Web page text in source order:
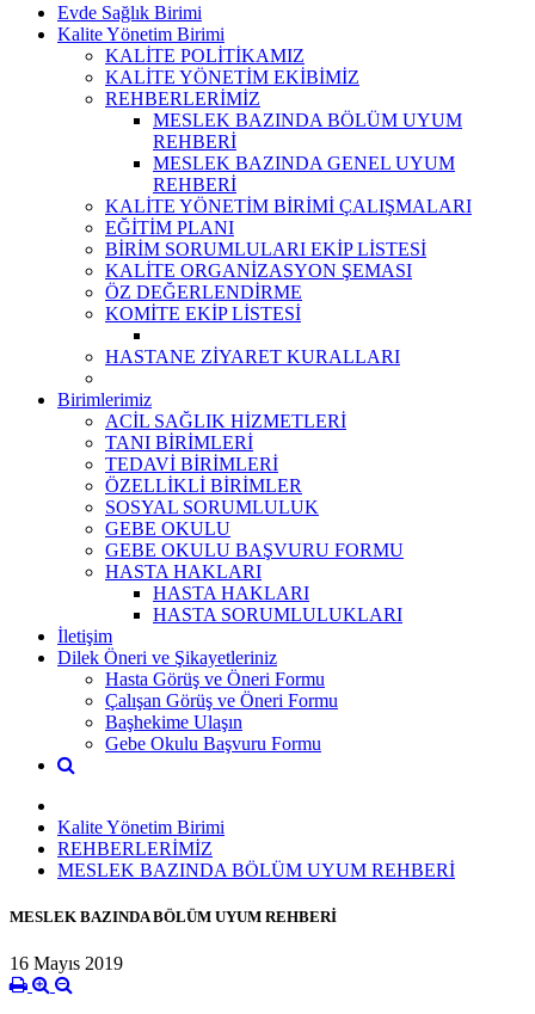
Evde Sağlık Birimi
Kalite Yönetim Birimi
KALİTE POLİTİKAMIZ
KALİTE YÖNETİM EKİBİMİZ
REHBERLERİMİZ
MESLEK BAZINDA BÖLÜM UYUM
REHBERİ
MESLEK BAZINDA GENEL UYUM
REHBERİ
KALİTE YÖNETİM BİRİMİ ÇALIŞMALARI
EĞİTİM PLANI
BİRİM SORUMLULARI EKİP LİSTESİ
KALİTE ORGANİZASYON ŞEMASI
ÖZ DEĞERLENDİRME
KOMİTE EKİP LİSTESİ
HASTANE ZİYARET KURALLARI
Birimlerimiz
ACİL SAĞLIK HİZMETLERİ
TANI BİRİMLERİ
TEDAVİ BİRİMLERİ
ÖZELLİKLİ BİRİMLER
SOSYAL SORUMLULUK
GEBE OKULU
GEBE OKULU BAŞVURU FORMU
HASTA HAKLARI
HASTA HAKLARI
HASTA SORUMLULUKLARI
İletişim
Dilek Öneri ve Şikayetleriniz
Hasta Görüş ve Öneri Formu
Çalışan Görüş ve Öneri Formu
Başhekime Ulaşın
Gebe Okulu Başvuru Formu
Kalite Yönetim Birimi
REHBERLERİMİZ
MESLEK BAZINDA BÖLÜM UYUM REHBERİ
MESLEK BAZINDA BÖLÜM UYUM REHBERİ
16 Mayıs 2019